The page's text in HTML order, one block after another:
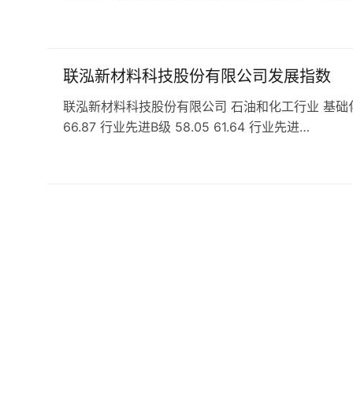
联泓新材料科技股份有限公司发展指数
联泓新材料科技股份有限公司 石油和化工行业 基
66.87 行业先进B级 58.05 61.64 行业先进…